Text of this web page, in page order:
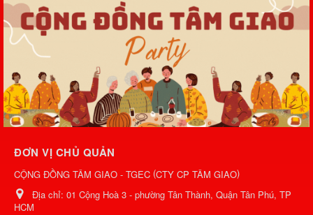
ĐƠN VỊ CHỦ QUẢN
CỘNG ĐỒNG TÂM GIAO - TGEC (CTY CP TÂM GIAO)
Địa chỉ: 01 Cộng Hoà 3 - phường Tân Thành, Quận Tân Phú, TP
HCM